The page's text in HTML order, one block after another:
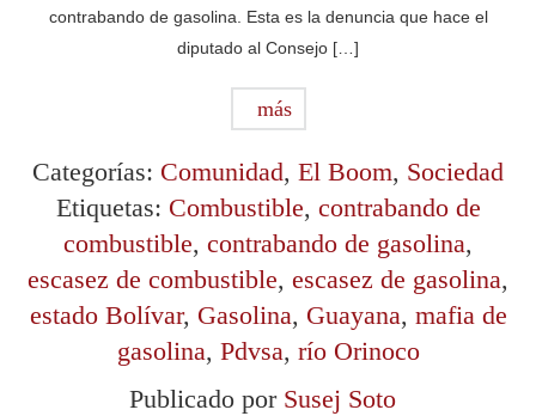
contrabando de gasolina. Esta es la denuncia que hace el
diputado al Consejo […]
más
Categorías: Comunidad, El Boom, Sociedad
Etiquetas: Combustible, contrabando de
combustible, contrabando de gasolina,
escasez de combustible, escasez de gasolina,
estado Bolívar, Gasolina, Guayana, mafia de
gasolina, Pdvsa, río Orinoco
Publicado por Susej Soto